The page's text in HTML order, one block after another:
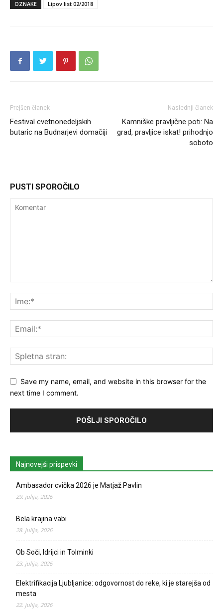
OZNAKE Lipov list 02/2018
Prejšen članek
Festival cvetnonedeljskih
butaric na Budnarjevi domačiji
Naslednji članek
Kamniške pravljične poti: Na
grad, pravljice iskat! prihodnjo
soboto
PUSTI SPOROČILO
Save my name, email, and website in this browser for the
next time I comment.
Najnovejši prispevki
Ambasador cvička 2026 je Matjaž Pavlin
29. julija, 2026
Bela krajina vabi
28. julija, 2026
Ob Soči, Idrijci in Tolminki
23. julija, 2026
Elektrifikacija Ljubljanice: odgovornost do reke, ki je starejša od
mesta
22. julija, 2026